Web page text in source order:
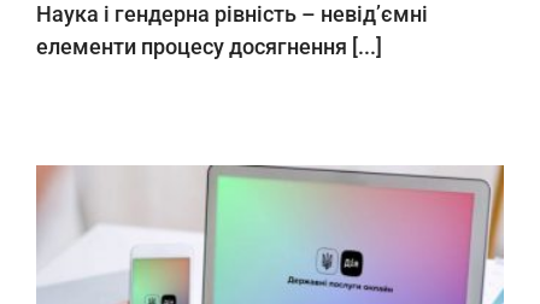
Наука і гендерна рівність – невід’ємні
елементи процесу досягнення [...]